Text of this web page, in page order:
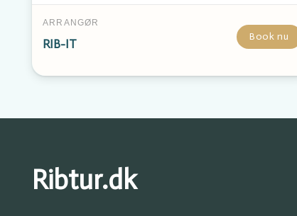
ARRANGØR
RIB-IT
Book nu
Ribtur.dk